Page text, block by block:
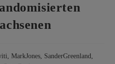
MarkJones, SanderGreenland,